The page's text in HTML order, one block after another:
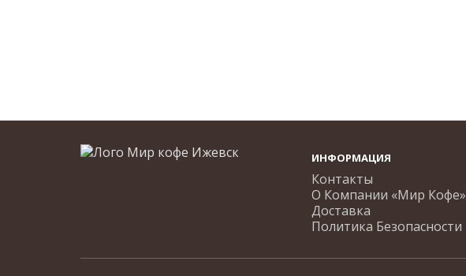
ИНФОРМАЦИЯ
Контакты
О Компании «Мир Кофе»
Доставка
Политика Безопасности